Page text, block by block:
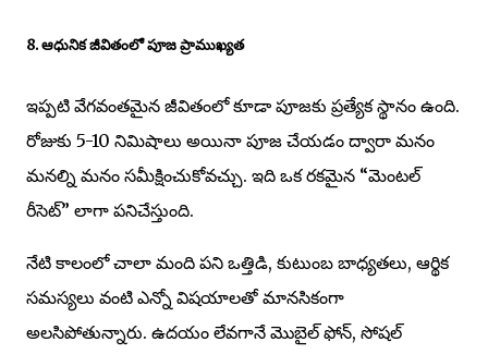
8. ఆధునిక జీవితంలో పూజ ప్రాముఖ్యత
ఇప్పటి వేగవంతమైన జీవితంలో కూడా పూజకు ప్రత్యేక స్థానం ఉంది.
రోజుకు 5-10 నిమిషాలు అయినా పూజ చేయడం ద్వారా మనం
మనల్ని మనం సమీక్షించుకోవచ్చు. ఇది ఒక రకమైన “మెంటల్
రీసెట్” లాగా పనిచేస్తుంది.
నేటి కాలంలో చాలా మంది పని ఒత్తిడి, కుటుంబ బాధ్యతలు, ఆర్థిక
సమస్యలు వంటి ఎన్నో విషయాలతో మానసికంగా
అలసిపోతున్నారు. ఉదయం లేవగానే మొబైల్ ఫోన్, సోషల్